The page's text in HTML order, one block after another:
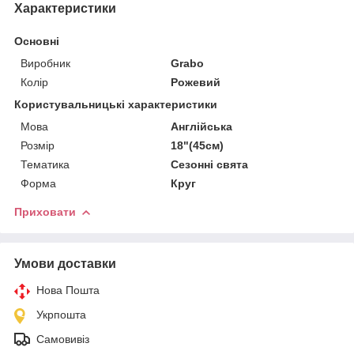
Характеристики
Основні
Виробник
Grabo
Колір
Рожевий
Користувальницькі характеристики
Мова
Англійська
Розмір
18"(45см)
Тематика
Сезонні свята
Форма
Круг
Приховати
Умови доставки
Нова Пошта
Укрпошта
Самовивіз